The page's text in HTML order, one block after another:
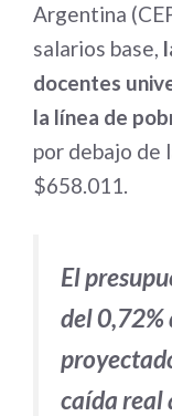
Argentina
salarios base,
docentes
la línea de
por debajo de
$658.011.
El
del 0,72%
caída real